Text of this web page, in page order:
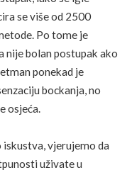
se više od 2500
Po tome je
bolan postupak ako
ponekad je
bockanja, no
osjeća.
iskustva, vjerujemo da
uživate u